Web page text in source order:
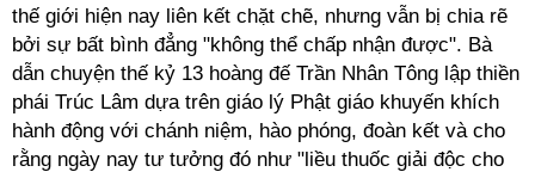
thế giới hiện nay liên kết chặt chẽ, nhưng vẫn bị chia rẽ
bởi sự bất bình đẳng "không thể chấp nhận được". Bà
dẫn chuyện thế kỷ 13 hoàng đế Trần Nhân Tông lập thiền
phái Trúc Lâm dựa trên giáo lý Phật giáo khuyến khích
hành động với chánh niệm, hào phóng, đoàn kết và cho
rằng ngày nay tư tưởng đó như "liều thuốc giải độc cho